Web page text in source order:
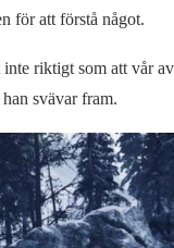
för att förstå något.
riktigt som att vår
svävar fram.